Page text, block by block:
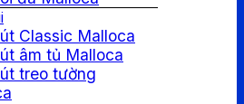
Classic Malloca
âm tủ Malloca
treo tường